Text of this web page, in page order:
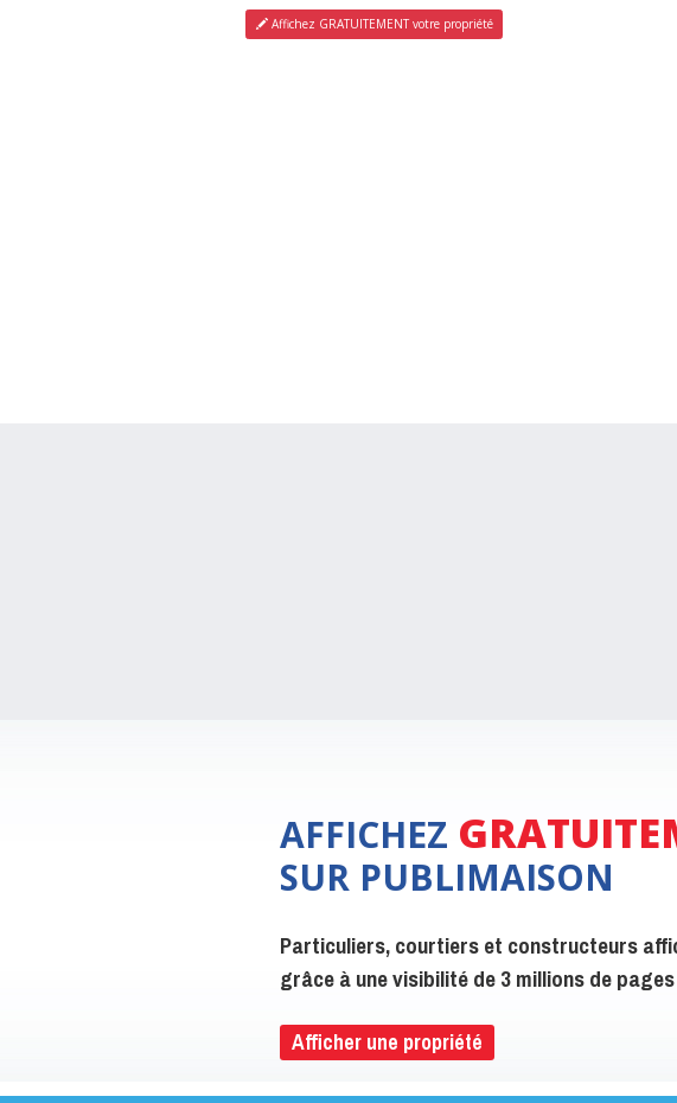
Affichez GRATUITEMENT votre propriété
AFFICHEZ
SUR PUBLIMAISON
Particuliers, courtiers et constructeurs
grâce à une visibilité de 3 millions de
Afficher une propriété